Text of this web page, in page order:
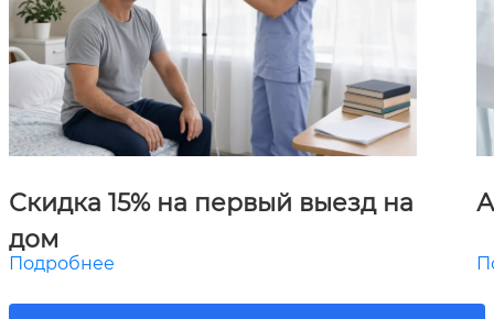
Скидка 15% на первый выезд на
дом
Подробнее